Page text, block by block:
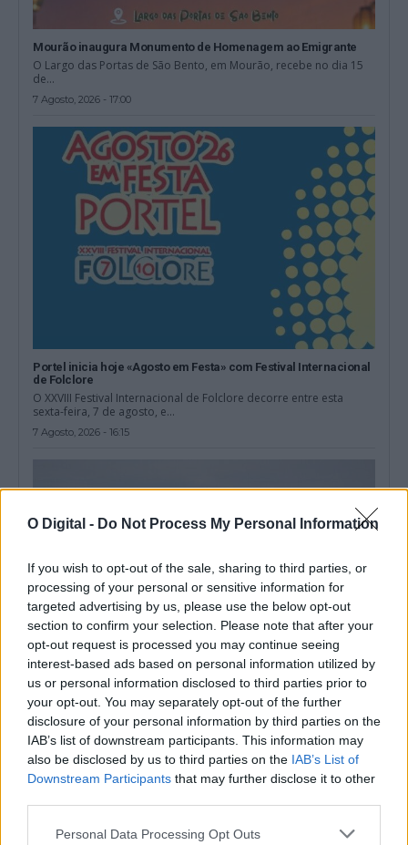
O Digital - Do Not Process My Personal Information
If you wish to opt-out of the sale, sharing to third parties, or
processing of your personal or sensitive information for
targeted advertising by us, please use the below opt-out
section to confirm your selection. Please note that after your
opt-out request is processed you may continue seeing
interest-based ads based on personal information utilized by
us or personal information disclosed to third parties prior to
your opt-out. You may separately opt-out of the further
disclosure of your personal information by third parties on the
IAB’s list of downstream participants. This information may
also be disclosed by us to third parties on the IAB’s List of
Downstream Participants that may further disclose it to other
Personal Data Processing Opt Outs
Mourão inaugura Monumento de Homenagem ao Emigrante
O Largo das Portas de São Bento, em Mourão, recebe no dia 15
de...
7 Agosto, 2026 - 17:00
Portel inicia hoje «Agosto em Festa» com Festival Internacional
de Folclore
O XXVIII Festival Internacional de Folclore decorre entre esta
sexta-feira, 7 de agosto, e...
7 Agosto, 2026 - 16:15
Arraiolos: Castelo com concertos todas as quintas-feiras deste
Concertos com Ethno Portugal, Mariana Guimarães, Monda e
Universos Paralelos preenchem o programa deste...
7 Agosto, 2026 - 13:00